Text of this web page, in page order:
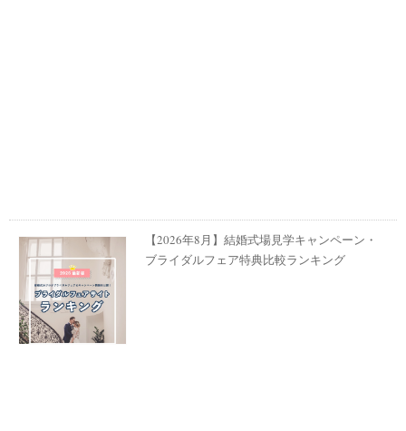
【2026年8月】結婚式場見学キャンペーン・
ブライダルフェア特典比較ランキング